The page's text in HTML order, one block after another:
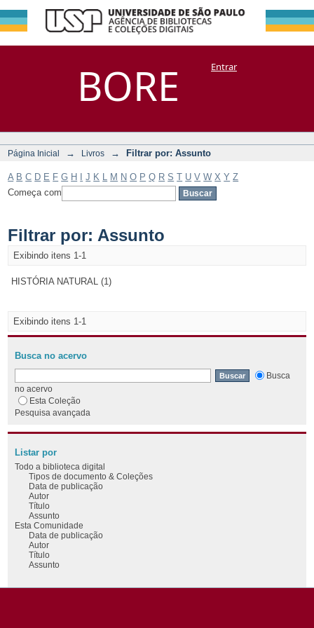
BORE
Filtrar por:
Assunto
DSpace/Manakin + CoriscoEntrar
Página Inicial → Livros → Filtrar por: Assunto
A B C D E F G H J K M N O P Q R S T U V W X Y Z
Começa com
Filtrar por: Assunto
Exibindo itens 1-1
HISTÓRIA NATURAL (1)
Exibindo itens 1-1
Busca no acervo
Busca
no acervo
Esta Coleção
Pesquisa avançada
Listar por
Todo a biblioteca digital
Tipos de documento & Coleções
Data de publicação
Autor
Título
Assunto
Esta Comunidade
Data de publicação
Autor
Título
Assunto